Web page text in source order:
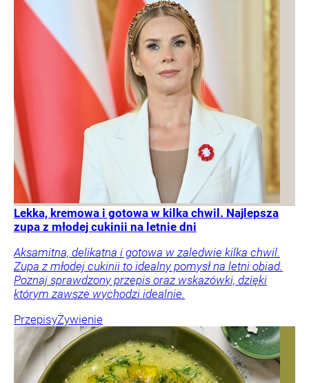
Lekka, kremowa i gotowa w kilka chwil. Najlepsza
zupa z młodej cukinii na letnie dni
Aksamitna, delikatna i gotowa w zaledwie kilka chwil.
Zupa z młodej cukinii to idealny pomysł na letni obiad.
Poznaj sprawdzony przepis oraz wskazówki, dzięki
którym zawsze wychodzi idealnie.
PrzepisyŻywienie